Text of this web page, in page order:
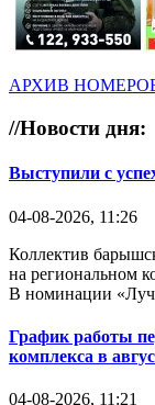
АРХИВ
//Новости дня:
Выступили с
04-08-2026, 11:26
Коллектив
на региональном
В номинации
График работы
комплекса в
04-08-2026, 11:21